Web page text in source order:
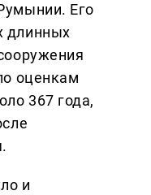
Его
длинных
оценкам
367 года,
и